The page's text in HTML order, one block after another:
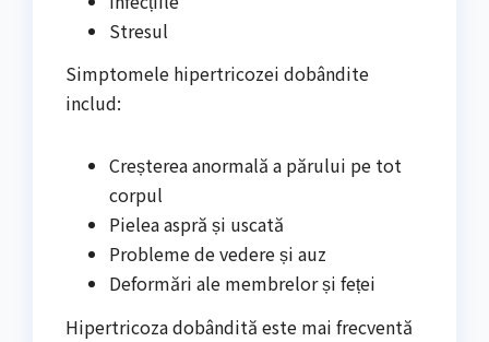
Stresul
Simptomele hipertricozei dobândite
includ:
Creșterea anormală a părului pe tot
corpul
Pielea aspră și uscată
Probleme de vedere și auz
Deformări ale membrelor și feței
Hipertricoza dobândită este mai frecventă